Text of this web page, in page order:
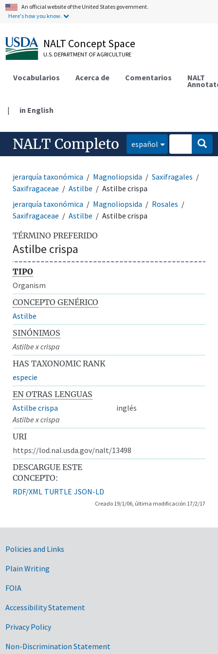
An official website of the United States government.
Here's how you know.
NALT Concept Space
U.S. DEPARTMENT OF AGRICULTURE
Vocabularios Acerca de Comentarios NALT
| in English
NALT Completo español
jerarquía taxonómica Magnoliopsida
Saxifragales
Saxifragaceae
Astilbe
Astilbe crispa
jerarquía taxonómica
Magnoliopsida
Rosales
Saxifragaceae
Astilbe Astilbe crispa
TÉRMINO PREFERIDO
Astilbe crispa
TIPO
Organism
CONCEPTO GENÉRICO
Astilbe
SINÓNIMOS
Astilbe x crispa
HAS TAXONOMIC RANK
especie
EN OTRAS LENGUAS
Astilbe crispa
inglés
Astilbe x crispa
URI
https://lod.nal.usda.gov/nalt/13498
DESCARGUE ESTE
CONCEPTO:
RDF/XML TURTLE JSON-LD
Creado 19/1/06, última modificación 17/2/17
Government Links
Policies and Links
Plain Writing
FOIA
Accessibility Statement
Privacy Policy
Non-Discrimination Statement